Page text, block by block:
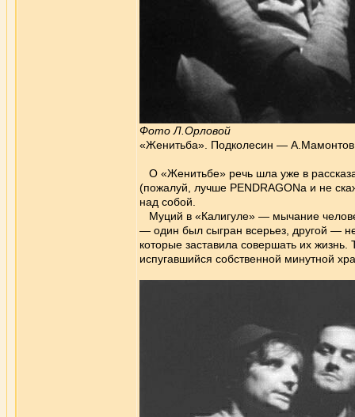
Фото Л.Орловой
«Женитьба». Подколесин —
О «Женитьбе» речь шла уже в
(пожалуй, лучше PENDRAGONа и не
над собой.
Муций в «Калигуле» — мычание
— один был сыгран всерьез, другой —
которые заставила совершать их
испугавшийся собственной минутной